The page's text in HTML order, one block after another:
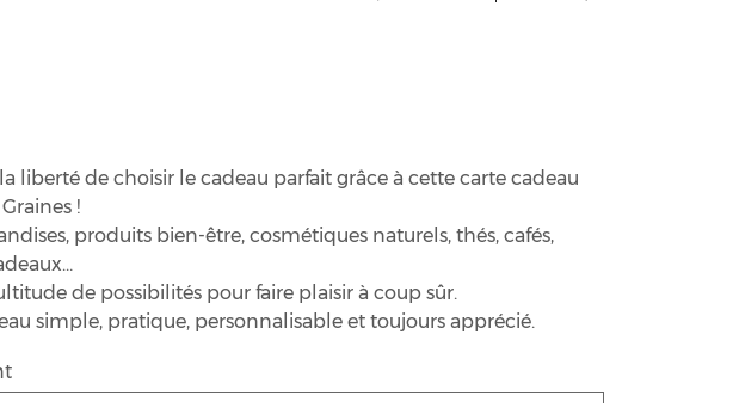
la liberté de choisir le cadeau parfait grâce à cette carte cadeau
!
produits bien-être, cosmétiques naturels, thés, cafés,
de possibilités pour faire plaisir à coup sûr.
simple, pratique, personnalisable et toujours apprécié.